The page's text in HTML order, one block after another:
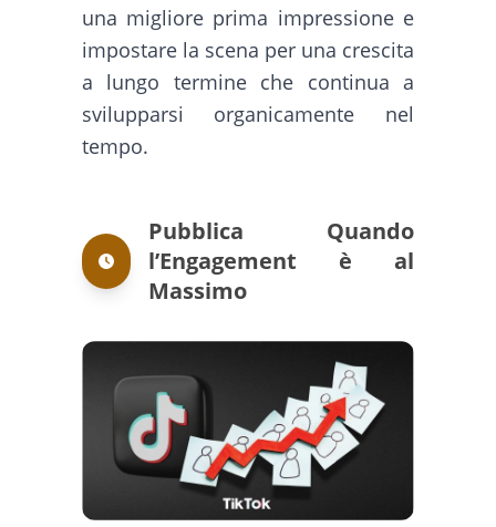
una migliore prima impressione e
impostare la scena per una crescita
a lungo termine che continua a
svilupparsi organicamente nel
tempo.
Pubblica Quando
l’Engagement è al
Massimo